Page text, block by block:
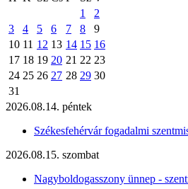
1
2
3
4 5 6 7 8
9
10 11 12 13 14 15 16
17 18 19 20 21 22 23
24 25 26 27 28 29 30
31
2026.08.14. péntek
Székesfehérvár fogadalmi
2026.08.15. szombat
Nagyboldogasszony ünnep -